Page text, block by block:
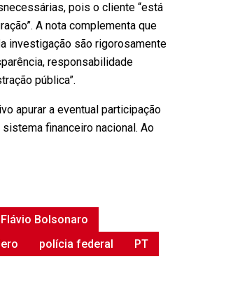
pois o cliente “está
A nota complementa que
investigação são rigorosamente
responsabilidade
pública”.
apurar a eventual participação
financeiro nacional. Ao
Flávio Bolsonaro
polícia federal PT